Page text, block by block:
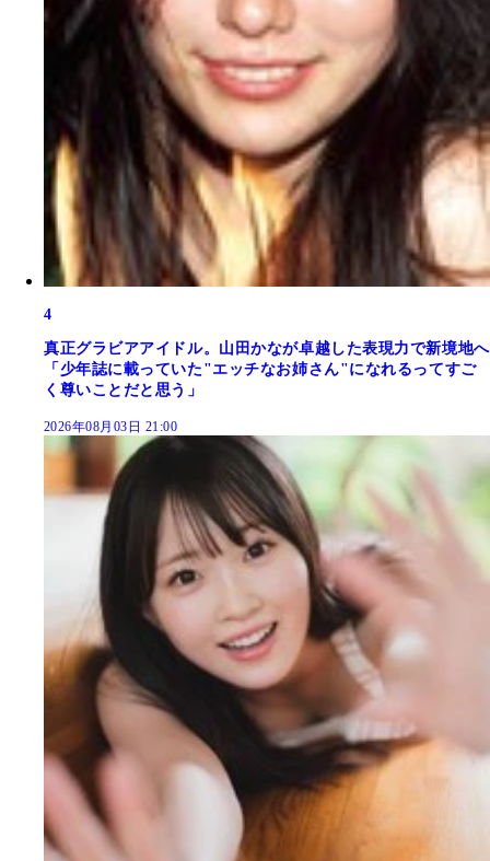
4
真正グラビアアイドル。山田かなが卓越した表現力で新境地へ
「少年誌に載っていた"エッチなお姉さん"になれるってすご
く尊いことだと思う」
2026年08月03日 21:00